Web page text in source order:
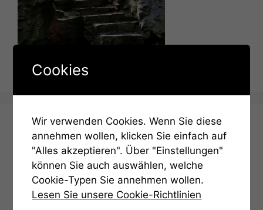
Der Ort der Entscheidung
Aufgaben
Bedienungsanleitung
Aufgabe 01 – Gratissimum
Aufgabe 02 – Die Steinplatte
Cookies
Wir verwenden Cookies. Wenn Sie diese
annehmen wollen, klicken Sie einfach auf
"Alles akzeptieren". Über "Einstellungen"
können Sie auch auswählen, welche
Cookie-Typen Sie annehmen wollen.
Lesen Sie unsere Cookie-Richtlinien